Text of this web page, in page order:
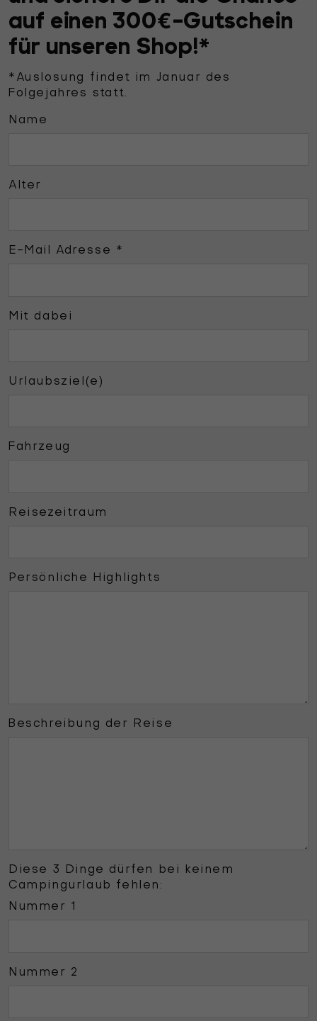
auf einen 300€-Gutschein
für unseren Shop!*
*Auslosung findet im Januar des
Folgejahres statt.
Name
Alter
E-Mail Adresse *
Mit dabei
Urlaubsziel(e)
Fahrzeug
Reisezeitraum
Persönliche Highlights
Beschreibung der Reise
Diese 3 Dinge dürfen bei keinem
Campingurlaub fehlen:
Nummer 1
Nummer 2